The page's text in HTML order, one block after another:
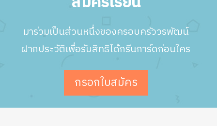
มาร่วมเป็นส่วนหนึ่งของครอบครัววรพัฒน์
ฝากประวัติเพื่อรับสิทธิได้กรีนการ์ดก่อนใคร
กรอกใบสมัคร